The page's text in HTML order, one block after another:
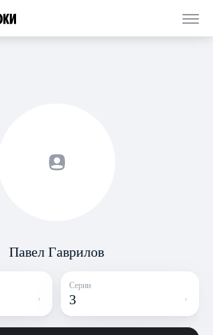
Павел Гаврилов
Серии
3